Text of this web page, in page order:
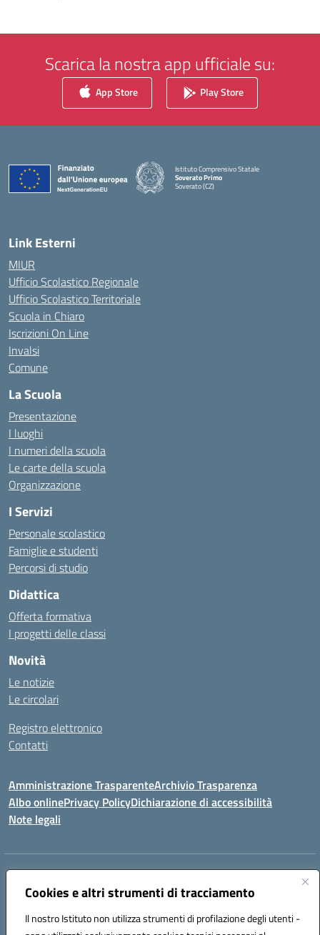
Cookies e altri strumenti di tracciamento
Il nostro Istituto non utilizza strumenti di profilazione degli utenti -
Scarica la nostra app ufficiale su:
App Store Play Store
Istituto Comprensivo Statale
Soverato Primo
Soverato (CZ)
Link Esterni
MIUR
Ufficio Scolastico Regionale
Ufficio Scolastico Territoriale
Scuola in Chiaro
Iscrizioni On Line
Invalsi
Comune
La Scuola
Presentazione
I luoghi
I numeri della scuola
Le carte della scuola
Organizzazione
I Servizi
Personale scolastico
Famiglie e studenti
Percorsi di studio
Didattica
Offerta formativa
I progetti delle classi
Novità
Le notizie
Le circolari
Registro elettronico
Contatti
Amministrazione TrasparenteArchivio Trasparenza
Albo onlinePrivacy PolicyDichiarazione di accessibilità
Note legali
Indirizzo:
Centralino:096721161 Email:czic869004@istruzione.it
Codice fiscale: 84000710792